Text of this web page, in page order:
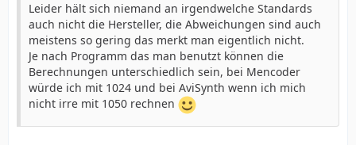
Leider hält sich niemand an irgendwelche Standards
auch nicht die Hersteller, die Abweichungen sind auch
meistens so gering das merkt man eigentlich nicht.
Je nach Programm das man benutzt können die
Berechnungen unterschiedlich sein, bei Mencoder
würde ich mit 1024 und bei AviSynth wenn ich mich
nicht irre mit 1050 rechnen